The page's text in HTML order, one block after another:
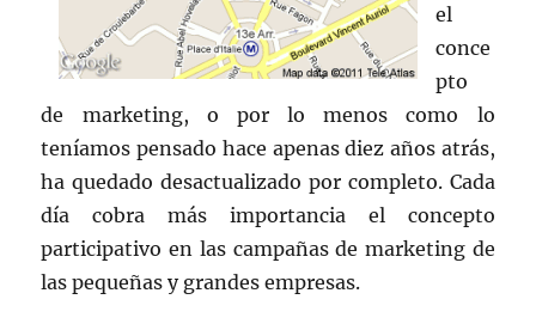
el
conce
pto
de marketing, o por lo menos como lo
teníamos pensado hace apenas diez años atrás,
ha quedado desactualizado por completo. Cada
día cobra más importancia el concepto
participativo en las campañas de marketing de
las pequeñas y grandes empresas.